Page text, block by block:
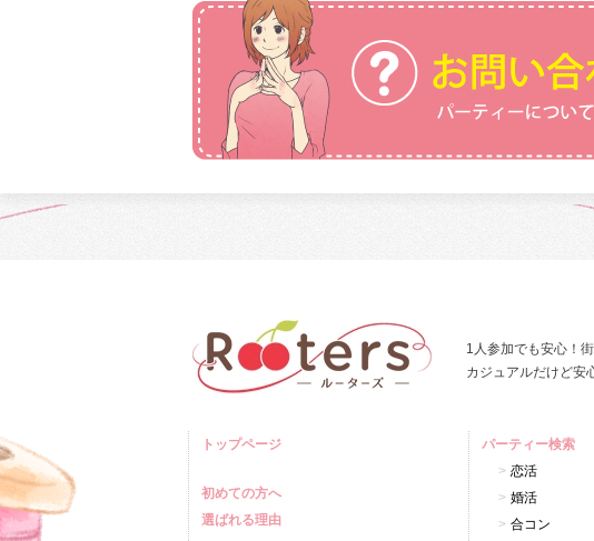
1人参加でも安心！
カジュアルだけど安
トップページ
初めての方へ
選ばれる理由
パーティー検索
恋活
婚活
合コン